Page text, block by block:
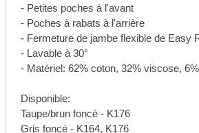
- Petites poches à l'avant
- Poches à rabats à l'arrière
- Fermeture de jambe flexible de Easy
- Lavable à 30°
- Matériel: 62% coton, 32% viscose,
Disponible:
Taupe/brun foncé - K176
Gris foncé - K164, K176